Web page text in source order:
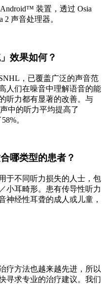
装置，透过 Osia
2 声音处理器。
效果如何？
，已覆盖广泛的声音范
人们在噪音中理解语音的能
听力都有显著的改善。与
中的听力平均提高了
。
哪类型的患者？
于不同听力损失的人士，包
小耳畸形。患有传导性听力
神经性耳聋的成人或儿童，
疗方法也越来越先进，所以
寻求专业的治疗建议。我们